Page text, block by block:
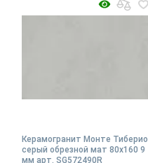
Керамогранит Монте Тиберио
серый обрезной мат 80x160 9
мм арт. SG572490R